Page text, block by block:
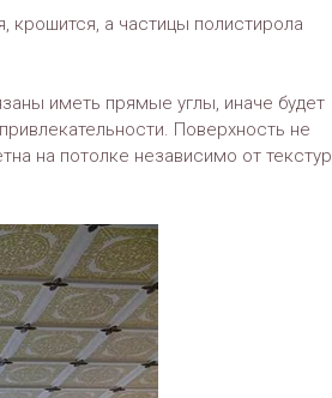
а частицы полистирола
иметь прямые углы, иначе будет
Поверхность не
на потолке независимо от